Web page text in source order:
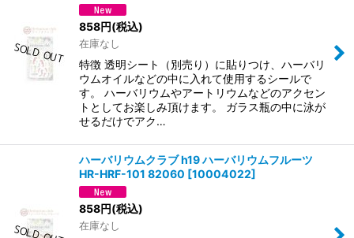
858円(税込)
在庫なし
特徴 透明シート（別売り）に貼りつけ、ハーバリ
ウムオイルなどの中に入れて使用するシールで
す。 ハーバリウムやアートリウムなどのアクセン
トとしてお楽しみ頂けます。 ガラス瓶の中に泳が
せるだけでアク…
ハーバリウムクラブ h19 ハーバリウムフルーツ
HR-HRF-101 82060 [10004022]
858円(税込)
在庫なし